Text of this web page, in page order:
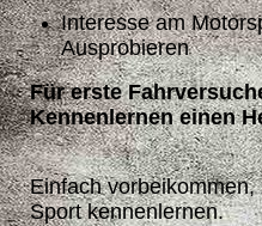
Interesse am
Ausprobieren
Für erste
Kennenlernen einen
Einfach
Sport kennenlernen.